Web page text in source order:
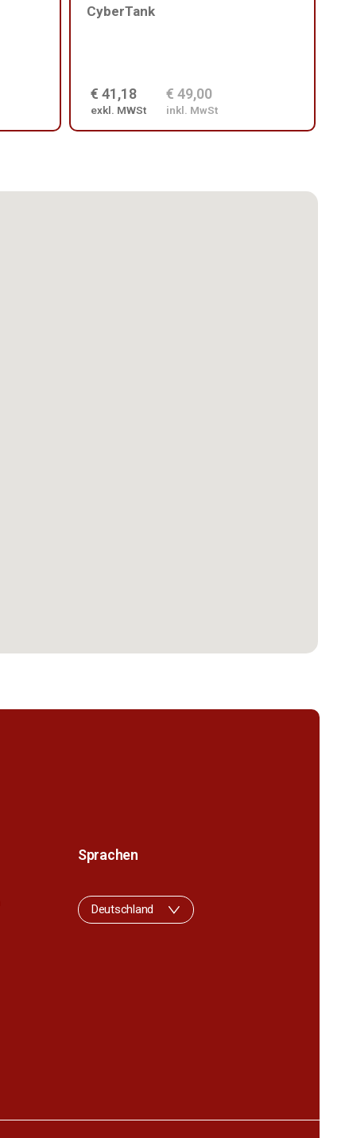
CyberTank
€ 41,18
exkl. MWSt
€ 49,00
inkl. MwSt
Sprachen
Deutschland